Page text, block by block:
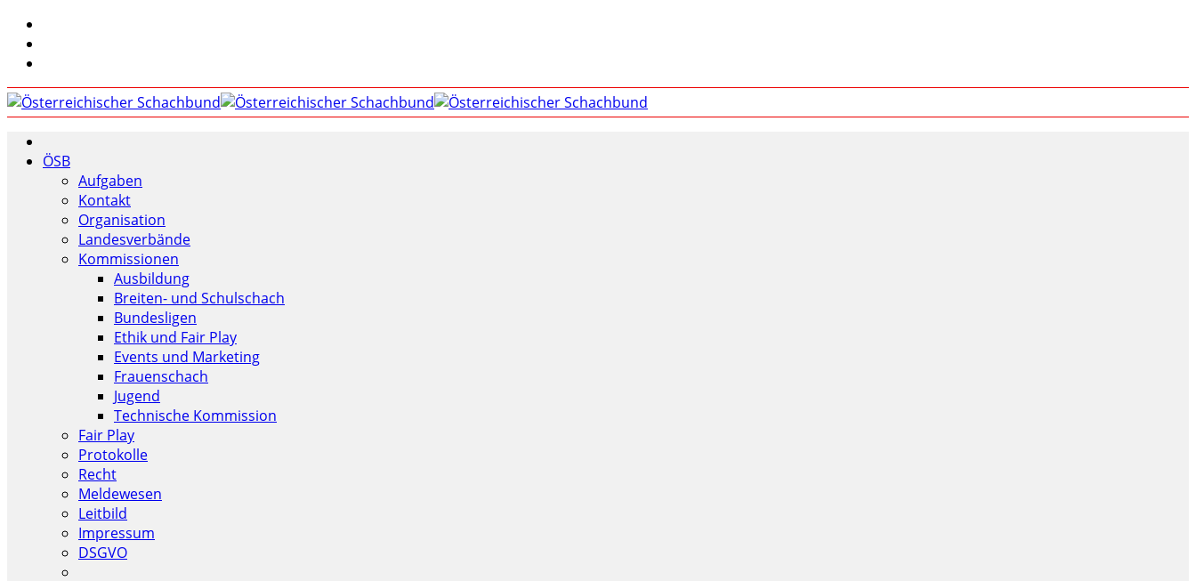
ÖSB
Aufgaben
Kontakt
Organisation
Landesverbände
Kommissionen
Ausbildung
Breiten- und Schulschach
Bundesligen
Ethik und Fair Play
Events und Marketing
Frauenschach
Jugend
Technische Kommission
Fair Play
Protokolle
Recht
Meldewesen
Leitbild
Impressum
DSGVO